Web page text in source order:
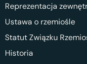
Reprezentacja
Ustawa o rzemiośle
Statut Związku
Historia